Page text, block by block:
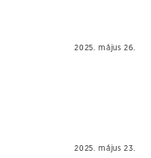
2025. május 26.
2025. május 23.